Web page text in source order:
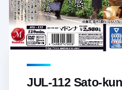
JUL-112 Sato-